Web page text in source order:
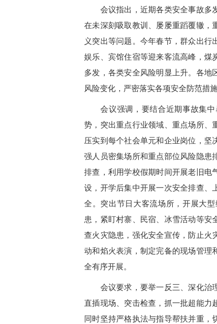
会议指出，近期各类安全事故多
在未深刻吸取教训、屡屡重蹈覆辙，
义突出等问题。今年春节，群众出
娱乐、宾馆住宿等迎来客流高峰，煤
多发，各类安全风险明显上升。各地
风险变化，严密落实各项安全防范措
会议强调，要结合近期事故集中
势，突出重点行业领域、重点场所、
压实到每个社会单元和企业岗位，坚
强人员密集场所和重点部位风险隐患
排查，利用学校假期时间开展老旧电
设，开学后集中开展一次安全排查、
全。突出节日大客流场所，开展大
患，紧盯村寨、民宿、冰雪活动等安
查火灾隐患，强化安全宣传，防止火
动和焰火表演，制定完备的现场管理
全有序开展。
会议要求，要举一反三、深化治
直插现场、突击检查，抓一批超能力
同时坚持严格执法与指导帮扶并重，